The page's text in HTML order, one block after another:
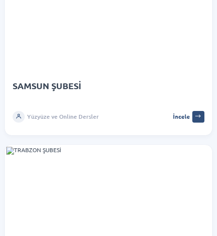
SAMSUN ŞUBESİ
Yüzyüze ve Online Dersler İncele